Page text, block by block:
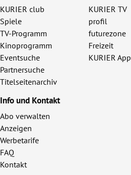
KURIER club
Spiele
TV-Programm
Kinoprogramm
Eventsuche
Partnersuche
Titelseitenarchiv
KURIER TV
profil
futurezone
Freizeit
KURIER App
Info und Kontakt
Abo verwalten
Anzeigen
Werbetarife
FAQ
Kontakt